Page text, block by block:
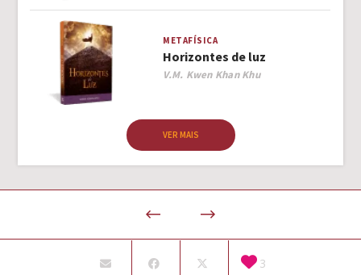
METAFÍSICA
Horizontes de luz
Author
V.M. Kwen Khan Khu
VER MAIS
3